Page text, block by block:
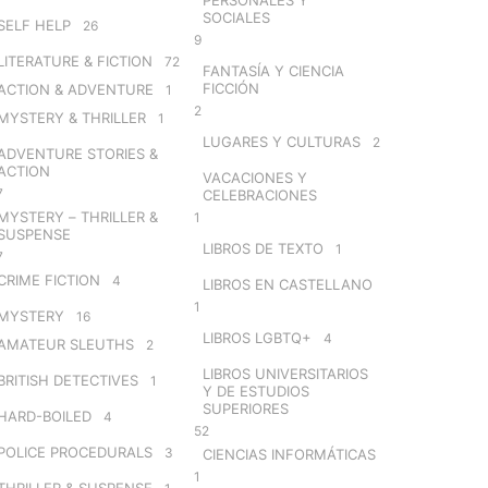
HELP 26
& FICTION 72
& ADVENTURE 1
& THRILLER 1
STORIES &
– THRILLER &
FICTION 4
16
SLEUTHS 2
DETECTIVES 1
BOILED 4
PROCEDURALS 3
SOCIALES
9
FANTASÍA Y CIENCIA
FICCIÓN
2
LUGARES Y CULTURAS 2
VACACIONES Y
CELEBRACIONES
1
LIBROS DE TEXTO 1
LIBROS EN CASTELLANO
1
LIBROS LGBTQ+ 4
LIBROS UNIVERSITARIOS
Y DE ESTUDIOS
SUPERIORES
52
CIENCIAS INFORMÁTICAS
1